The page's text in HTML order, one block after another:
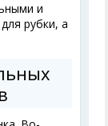
и
рубки, а